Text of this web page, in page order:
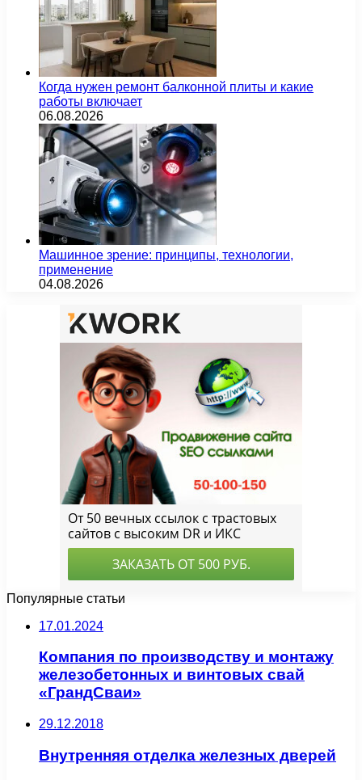
Когда нужен ремонт балконной плиты и какие
работы включает
06.08.2026
Машинное зрение: принципы, технологии,
применение
04.08.2026
Популярные статьи
17.01.2024
Компания по производству и монтажу
железобетонных и винтовых свай
«ГрандСваи»
29.12.2018
Внутренняя отделка железных дверей